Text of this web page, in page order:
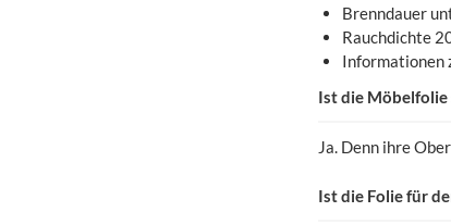
Brenndauer
Rauchdichte
Informationen
Ist die Möbelfolie
Ja. Denn ihre
Ist die Folie für